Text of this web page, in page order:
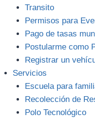
Transito
Permisos para
Pago de tasas
Postularme como
Registrar un
Servicios
Escuela para
Recolección de
Polo Tecnológico